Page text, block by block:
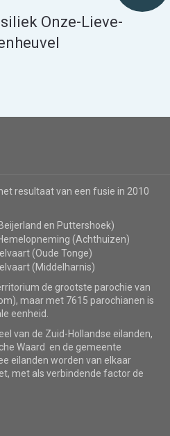
Onze-Lieve-
resultaat van een fusie in 2010
en Puttershoek)
(Achthuizen)
(Oude Tonge)
(Middelharnis)
de grootste parochie van
maar met 7615 parochianen is
eenheid.
van de Zuid-Hollandse eilanden,
Waard en de gemeente
eilanden worden van elkaar
met als verbindende factor de